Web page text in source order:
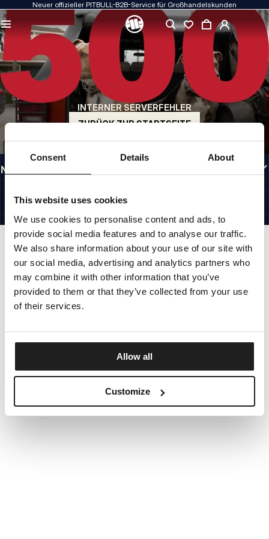
Consent Details About
This website uses cookies
We use cookies to personalise content and ads, to
provide social media features and to analyse our traffic.
We also share information about your use of our site with
our social media, advertising and analytics partners who
may combine it with other information that you’ve
provided to them or that they’ve collected from your use
of their services.
Allow all
Customize
Neuer offizieller PITBULL-B2B-Service für Großhandelskunden
INTERNER SERVERFEHLER
ZURÜCK ZUR STARTSEITE
QUALITÄT HAT FÜR UNS PRIORITÄT
Unsere Kleidung fertigen wir mit Leidenschaft. Bei Haltbarkeit, Langlebigkeit der
Materialien und Liebe zum Detail machen wir keine Kompromisse.
US ORIGIN
Unsere Wurzeln reichen zurück ins San Diego der frühen 1990er Jahre. Unser Stil
ist roh, authentisch und kompromisslos.
MARKE MIT CHARAKTER
Unsere Kollektionen werden von Sportlern, Kämpfern und unbeirrbaren
Individualisten gewählt.
INFORMATIONEN
NÜTZLICHE LINKS
©1997 - 2026 PITBULL SP. Z O.O. ALLE RECHTE VORBEHALTEN.
SITE CREDITS
NACH OBEN GEHEN